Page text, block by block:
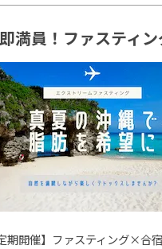
満員！ファスティ
期開催】ファスティング×合